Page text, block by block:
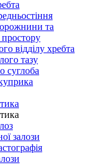
та
відділу хребта
тазу
суглоба
залози